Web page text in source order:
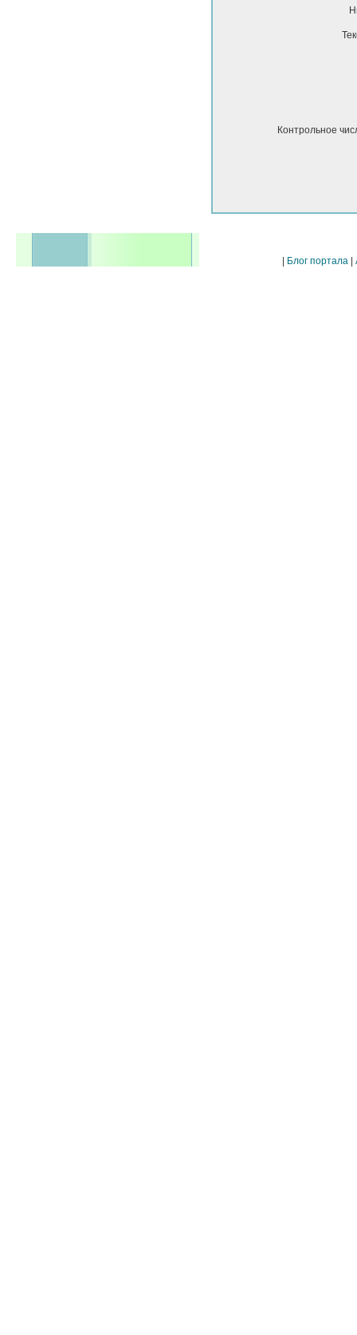
Контрольное
Блог портала